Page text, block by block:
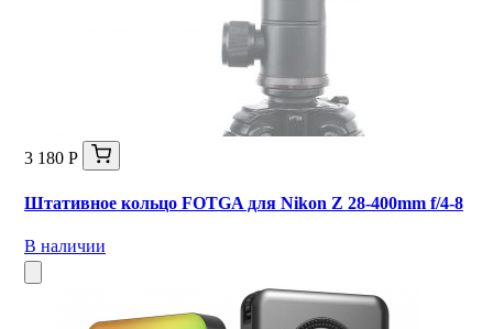
3 180 Р
Штативное кольцо FOTGA для Nikon Z 28-400mm f/4-8
В наличии